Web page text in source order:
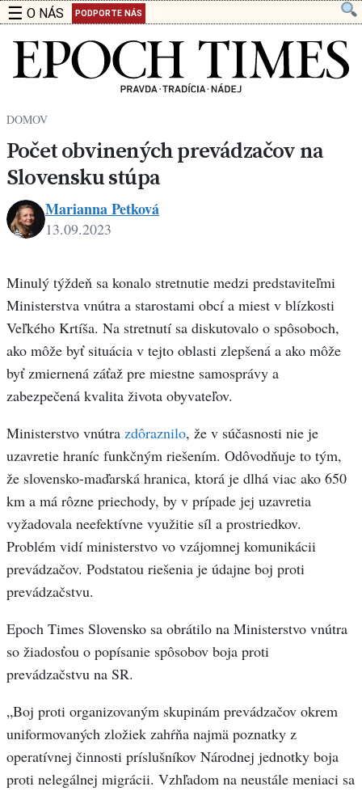
☰ O NÁS PODPORTE NÁS
DOMOV
Počet obvinených prevádzačov na
Slovensku stúpa
Petková
Marianna Petková
13.09.2023
Minulý týždeň sa konalo stretnutie medzi predstaviteľmi
Ministerstva vnútra a starostami obcí a miest v blízkosti
Veľkého Krtíša. Na stretnutí sa diskutovalo o spôsoboch,
ako môže byť situácia v tejto oblasti zlepšená a ako môže
byť zmiernená záťaž pre miestne samosprávy a
zabezpečená kvalita života obyvateľov.
Ministerstvo vnútra zdôraznilo, že v súčasnosti nie je
uzavretie hraníc funkčným riešením. Odôvodňuje to tým,
že slovensko-maďarská hranica, ktorá je dlhá viac ako 650
km a má rôzne priechody, by v prípade jej uzavretia
vyžadovala neefektívne využitie síl a prostriedkov.
Problém vidí ministerstvo vo vzájomnej komunikácii
prevádzačov. Podstatou riešenia je údajne boj proti
prevádzačstvu.
Epoch Times Slovensko sa obrátilo na Ministerstvo vnútra
so žiadosťou o popísanie spôsobov boja proti
prevádzačstvu na SR.
„Boj proti organizovaným skupinám prevádzačov okrem
uniformovaných zložiek zahŕňa najmä poznatky z
operatívnej činnosti príslušníkov Národnej jednotky boja
proti nelegálnej migrácii. Vzhľadom na neustále meniaci sa